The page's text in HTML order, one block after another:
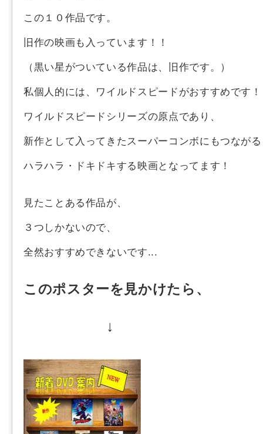
この１０作品です。
旧作の映画も入っています！！
（黒い星がついている作品は、旧作です。）
私個人的には、ワイルドスピードがおすすめです！
ワイルドスピードシリーズの原点であり、
新作として入ってきたスーパーコンボにもつながる
ハラハラ・ドキドキする映画となってます！
見たことある作品が、
３つしかないので、
全然おすすめできないです...
このポスターを見かけたら、
↓